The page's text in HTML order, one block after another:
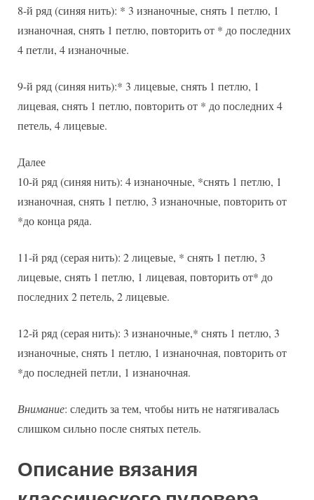
8-й ряд (синяя нить): * 3 изнаночные, снять 1 петлю, 1
изнаночная, снять 1 петлю, повторить от * до последних
4 петли, 4 изнаночные.
9-й ряд (синяя нить):* 3 лицевые, снять 1 петлю, 1
лицевая, снять 1 петлю, повторить от * до последних 4
петель, 4 лицевые.
Далее
10-й ряд (синяя нить): 4 изнаночные, *снять 1 петлю, 1
изнаночная, снять 1 петлю, 3 изнаночные, повторить от
*до конца ряда.
11-й ряд (серая нить): 2 лицевые, * снять 1 петлю, 3
лицевые, снять 1 петлю, 1 лицевая, повторить от* до
последних 2 петель, 2 лицевые.
12-й ряд (серая нить): 3 изнаночные,* снять 1 петлю, 3
изнаночные, снять 1 петлю, 1 изнаночная, повторить от
*до последней петли, 1 изнаночная.
Внимание: следить за тем, чтобы нить не натягивалась
слишком сильно после снятых петель.
Описание вязания